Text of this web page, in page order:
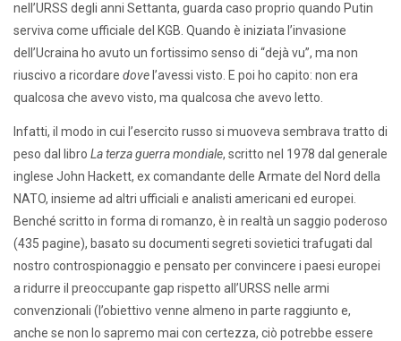
nell’URSS degli anni Settanta, guarda caso proprio quando Putin
serviva come ufficiale del KGB. Quando è iniziata l’invasione
dell’Ucraina ho avuto un fortissimo senso di “dejà vu”, ma non
riuscivo a ricordare dove l’avessi visto. E poi ho capito: non era
qualcosa che avevo visto, ma qualcosa che avevo letto.
Infatti, il modo in cui l’esercito russo si muoveva sembrava tratto di
peso dal libro La terza guerra mondiale, scritto nel 1978 dal generale
inglese John Hackett, ex comandante delle Armate del Nord della
NATO, insieme ad altri ufficiali e analisti americani ed europei.
Benché scritto in forma di romanzo, è in realtà un saggio poderoso
(435 pagine), basato su documenti segreti sovietici trafugati dal
nostro controspionaggio e pensato per convincere i paesi europei
a ridurre il preoccupante gap rispetto all’URSS nelle armi
convenzionali (l’obiettivo venne almeno in parte raggiunto e,
anche se non lo sapremo mai con certezza, ciò potrebbe essere